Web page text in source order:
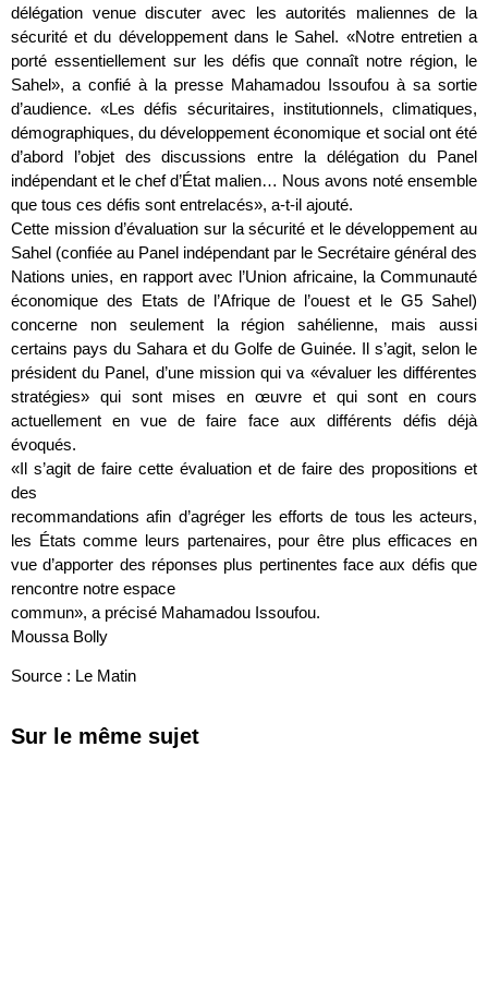
délégation venue discuter avec les autorités maliennes de la
sécurité et du développement dans le Sahel. «Notre entretien a
porté essentiellement sur les défis que connaît notre région, le
Sahel», a confié à la presse Mahamadou Issoufou à sa sortie
d’audience. «Les défis sécuritaires, institutionnels, climatiques,
démographiques, du développement économique et social ont été
d’abord l’objet des discussions entre la délégation du Panel
indépendant et le chef d’État malien… Nous avons noté ensemble
que tous ces défis sont entrelacés», a-t-il ajouté.
Cette mission d’évaluation sur la sécurité et le développement au
Sahel (confiée au Panel indépendant par le Secrétaire général des
Nations unies, en rapport avec l’Union africaine, la Communauté
économique des Etats de l’Afrique de l’ouest et le G5 Sahel)
concerne non seulement la région sahélienne, mais aussi
certains pays du Sahara et du Golfe de Guinée. Il s’agit, selon le
président du Panel, d’une mission qui va «évaluer les différentes
stratégies» qui sont mises en œuvre et qui sont en cours
actuellement en vue de faire face aux différents défis déjà
évoqués.
«Il s’agit de faire cette évaluation et de faire des propositions et
des
recommandations afin d’agréger les efforts de tous les acteurs,
les États comme leurs partenaires, pour être plus efficaces en
vue d’apporter des réponses plus pertinentes face aux défis que
rencontre notre espace
commun», a précisé Mahamadou Issoufou.
Moussa Bolly
Source : Le Matin
Sur le même sujet